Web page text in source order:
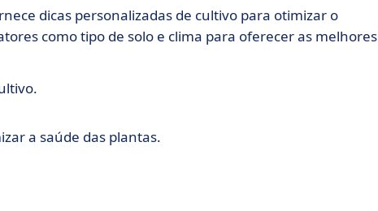
dicas personalizadas de cultivo para otimizar o
como tipo de solo e clima para oferecer as melhores
a saúde das plantas.